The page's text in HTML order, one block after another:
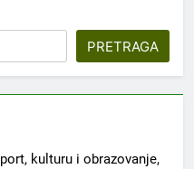
PRETRAGA
kulturu i obrazovanje,